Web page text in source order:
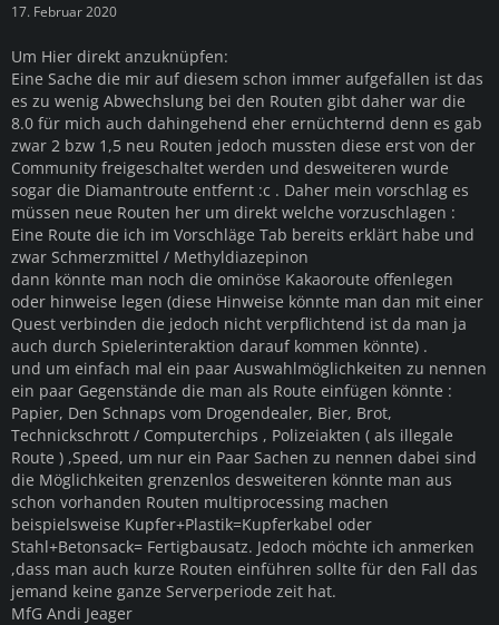
17. Februar 2020
Um Hier direkt anzuknüpfen:
Eine Sache die mir auf diesem schon immer aufgefallen ist das
es zu wenig Abwechslung bei den Routen gibt daher war die
8.0 für mich auch dahingehend eher ernüchternd denn es gab
zwar 2 bzw 1,5 neu Routen jedoch mussten diese erst von der
Community freigeschaltet werden und desweiteren wurde
sogar die Diamantroute entfernt :c . Daher mein vorschlag es
müssen neue Routen her um direkt welche vorzuschlagen :
Eine Route die ich im Vorschläge Tab bereits erklärt habe und
zwar Schmerzmittel / Methyldiazepinon
dann könnte man noch die ominöse Kakaoroute offenlegen
oder hinweise legen (diese Hinweise könnte man dan mit einer
Quest verbinden die jedoch nicht verpflichtend ist da man ja
auch durch Spielerinteraktion darauf kommen könnte) .
und um einfach mal ein paar Auswahlmöglichkeiten zu nennen
ein paar Gegenstände die man als Route einfügen könnte :
Papier, Den Schnaps vom Drogendealer, Bier, Brot,
Technickschrott / Computerchips , Polizeiakten ( als illegale
Route ) ,Speed, um nur ein Paar Sachen zu nennen dabei sind
die Möglichkeiten grenzenlos desweiteren könnte man aus
schon vorhanden Routen multiprocessing machen
beispielsweise Kupfer+Plastik=Kupferkabel oder
Stahl+Betonsack= Fertigbausatz. Jedoch möchte ich anmerken
,dass man auch kurze Routen einführen sollte für den Fall das
jemand keine ganze Serverperiode zeit hat.
MfG Andi Jeager